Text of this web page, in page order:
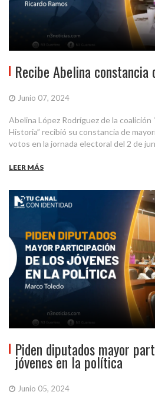
Recibe Abelina
Junio 07, 2024
Abelina López Rodríguez de la coalición
Historia” recibió su constancia de
votos en la jornada electoral del 2 de
LEER MÁS
Piden diputados mayor
jóvenes en la política
Junio 05, 2024